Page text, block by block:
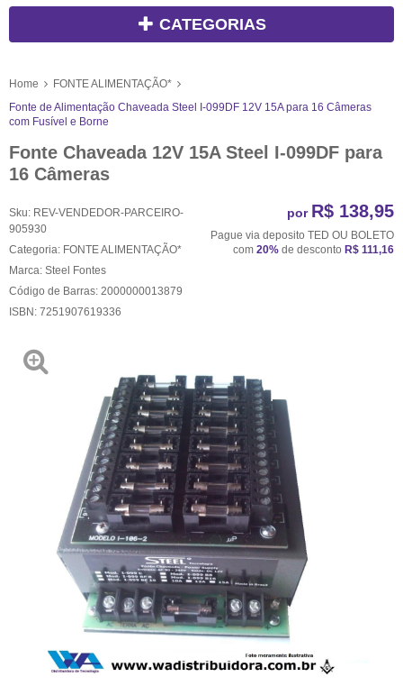
CATEGORIAS
Home
FONTE ALIMENTAÇÃO*
Fonte de Alimentação Chaveada Steel I-099DF 12V 15A para 16 Câmeras
com Fusível e Borne
Fonte Chaveada 12V 15A Steel I-099DF para
16 Câmeras
Sku: REV-VENDEDOR-PARCEIRO-
905930
Categoria: FONTE ALIMENTAÇÃO*
Marca: Steel Fontes
Código de Barras: 2000000013879
ISBN: 7251907619336
por R$ 138,95
Pague via deposito TED OU BOLETO
com 20% de desconto R$ 111,16